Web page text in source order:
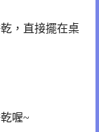
，直接擺在桌
喔~